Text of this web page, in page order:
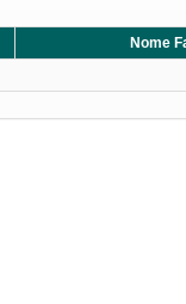
Nome